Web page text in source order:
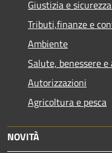
Giustizia e
Tributi,finanze e
Ambiente
Salute, benessere e
Autorizzazioni
Agricoltura e pesca
NOVITÀ